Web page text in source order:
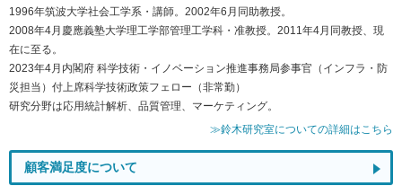
1996年筑波大学社会工学系・講師。2002年6月同助教授。
2008年4月慶應義塾大学理工学部管理工学科・准教授。2011年4月同教授、現
在に至る。
2023年4月内閣府 科学技術・イノベーション推進事務局参事官（インフラ・防
災担当）付上席科学技術政策フェロー（非常勤）
研究分野は応用統計解析、品質管理、マーケティング。
≫鈴木研究室についての詳細はこちら
顧客満足度について